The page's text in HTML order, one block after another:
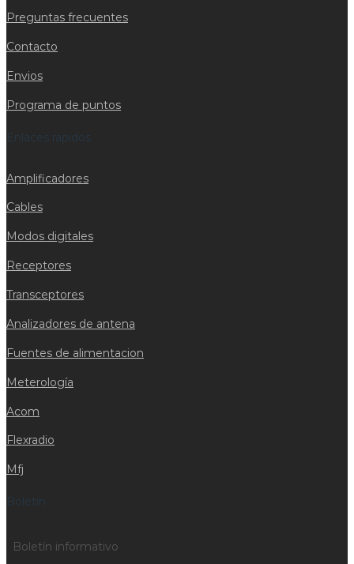
Preguntas frecuentes
Contacto
Envios
Programa de puntos
Enlaces rapidos
Amplificadores
Cables
Modos digitales
Receptores
Transceptores
Analizadores de antena
Fuentes de alimentacion
Meterología
Acom
Flexradio
Mfj
Boletín
Boletín informativo